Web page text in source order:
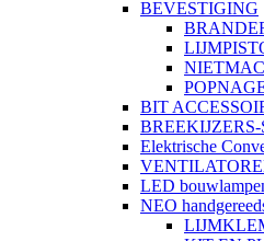
BEVESTIGING
BIT
Elektrische
LED
NEO